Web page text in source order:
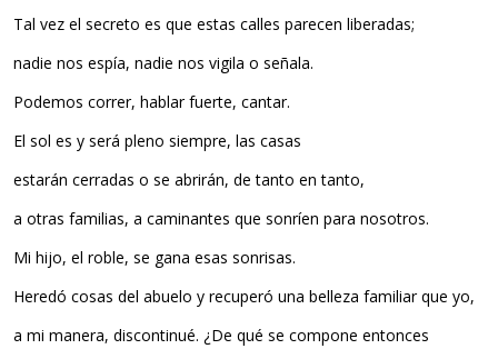
Tal vez el secreto es que estas calles parecen liberadas;
nadie nos espía, nadie nos vigila o señala.
Podemos correr, hablar fuerte, cantar.
El sol es y será pleno siempre, las casas
estarán cerradas o se abrirán, de tanto en tanto,
a otras familias, a caminantes que sonríen para nosotros.
Mi hijo, el roble, se gana esas sonrisas.
Heredó cosas del abuelo y recuperó una belleza familiar que yo,
a mi manera, discontinué. ¿De qué se compone entonces